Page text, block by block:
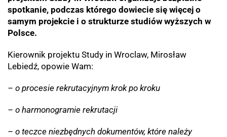
spotkanie, podczas którego dowiecie się więcej o
samym projekcie i o strukturze studiów wyższych w
Polsce.
Kierownik projektu Study in Wroclaw, Mirosław
Lebiedź, opowie Wam:
– o procesie rekrutacyjnym krok po kroku
– o harmonogramie rekrutacji
– o teczce niezbędnych dokumentów, które należy